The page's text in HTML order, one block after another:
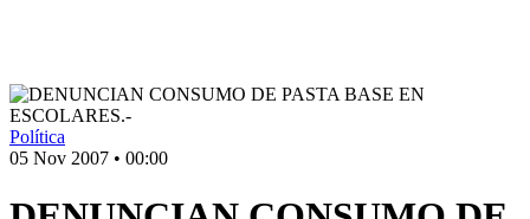
Política
05 Nov 2007 • 00:00